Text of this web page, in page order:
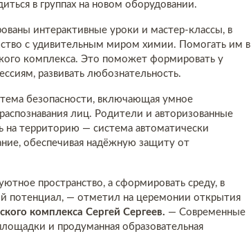
в группах на новом оборудовании.
интерактивные уроки и мастер-классы, в
с удивительным миром химии. Помогать им в
комплекса. Это поможет формировать у
развивать любознательность.
безопасности, включающая умное
лиц. Родители и авторизованные
территорию — система автоматически
обеспечивая надёжную защиту от
пространство, а сформировать среду, в
потенциал, — отметил на церемонии открытия
комплекса Сергей Сергеев. — Современные
и продуманная образовательная